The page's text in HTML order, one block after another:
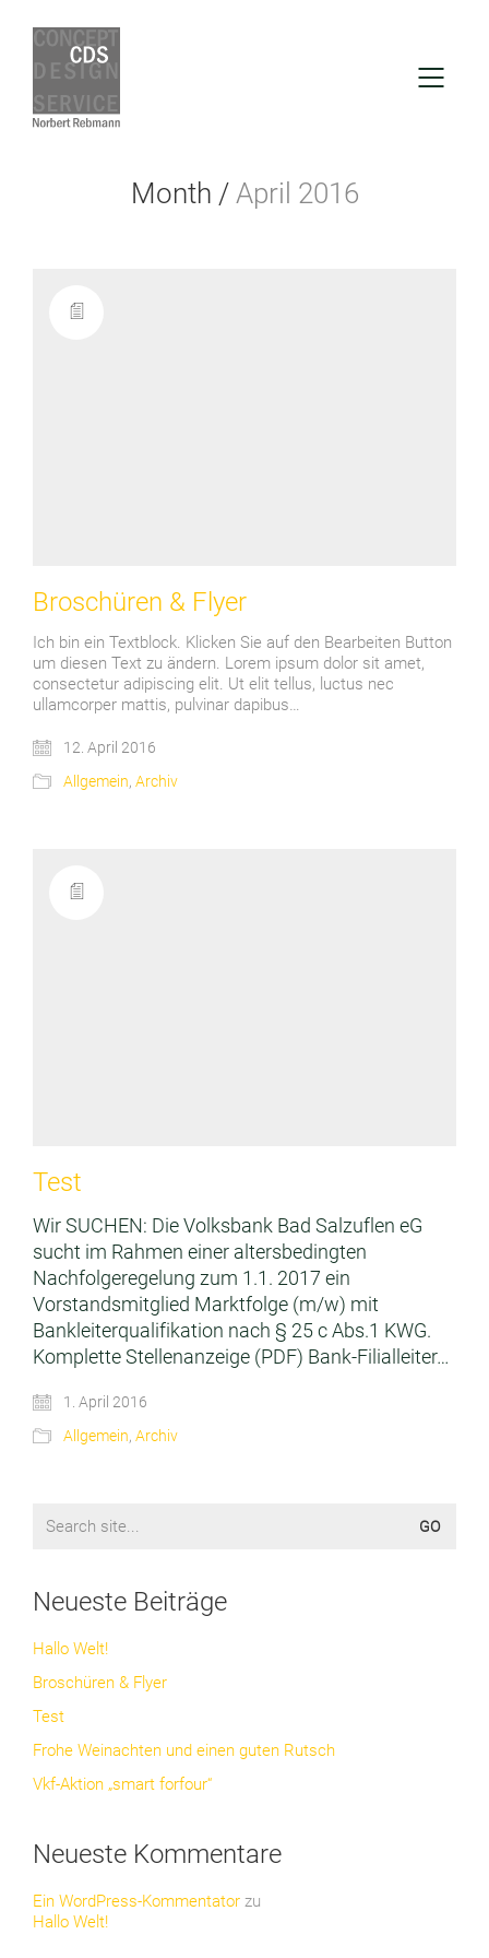
Month / April 2016
Broschüren & Flyer
Ich bin ein Textblock. Klicken Sie auf den Bearbeiten Button
um diesen Text zu ändern. Lorem ipsum dolor sit amet,
consectetur adipiscing elit. Ut elit tellus, luctus nec
ullamcorper mattis, pulvinar dapibus…
12. April 2016
Allgemein, Archiv
Test
Wir SUCHEN: Die Volksbank Bad Salzuflen eG
sucht im Rahmen einer altersbedingten
Nachfolgeregelung zum 1.1. 2017 ein
Vorstandsmitglied Marktfolge (m/w) mit
Bankleiterqualifikation nach § 25 c Abs.1 KWG.
Komplette Stellenanzeige (PDF) Bank-Filialleiter…
1. April 2016
Allgemein, Archiv
for:
Neueste Beiträge
Hallo Welt!
Broschüren & Flyer
Test
Frohe Weinachten und einen guten Rutsch
Vkf-Aktion „smart forfour“
Neueste Kommentare
Ein WordPress-Kommentator zu
Hallo Welt!